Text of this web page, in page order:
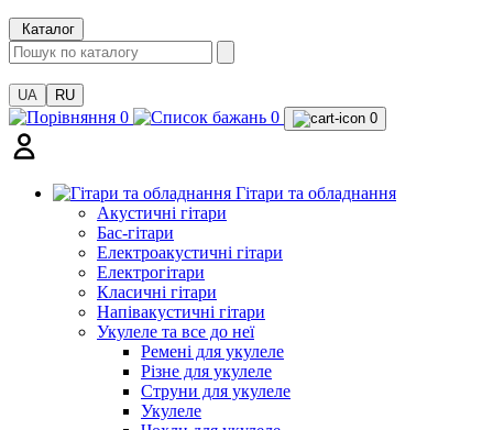
Каталог
UA RU
0 0 0
Гітари та обладнання
Акустичні гітари
Бас-гітари
Електроакустичні гітари
Електрогітари
Класичні гітари
Напівакустичні гітари
Укулеле та все до неї
Ремені для укулеле
Різне для укулеле
Струни для укулеле
Укулеле